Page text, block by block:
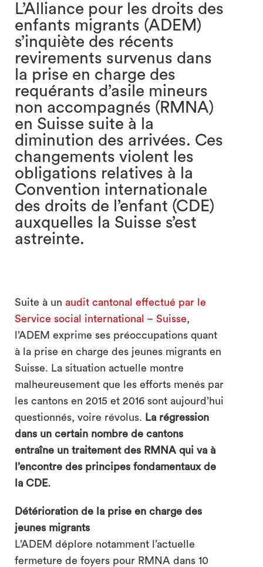
search
L’Alliance pour les droits des
enfants migrants (ADEM)
s’inquiète des récents
revirements survenus dans
la prise en charge des
requérants d’asile mineurs
non accompagnés (RMNA)
en Suisse suite à la
diminution des arrivées. Ces
changements violent les
obligations relatives à la
Convention internationale
des droits de l’enfant (CDE)
auxquelles la Suisse s’est
astreinte.
Suite à un audit cantonal effectué par le
Service social international – Suisse,
l’ADEM exprime ses préoccupations quant
à la prise en charge des jeunes migrants en
Suisse. La situation actuelle montre
malheureusement que les efforts menés par
les cantons en 2015 et 2016 sont aujourd’hui
questionnés, voire révolus. La régression
dans un certain nombre de cantons
entraîne un traitement des RMNA qui va à
l’encontre des principes fondamentaux de
la CDE.
Détérioration de la prise en charge des
jeunes migrants
L’ADEM déplore notamment l’actuelle
fermeture de foyers pour RMNA dans 10